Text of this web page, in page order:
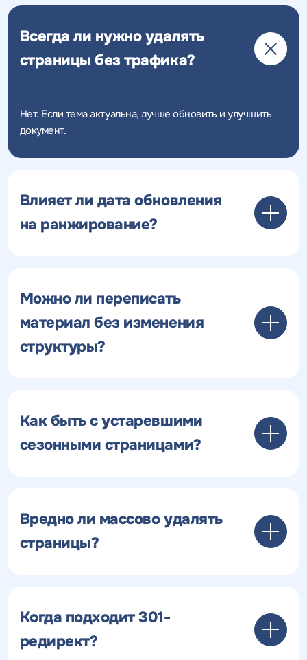
Всегда ли нужно удалять
страницы без трафика?
Нет. Если тема актуальна, лучше обновить и улучшить
документ.
Влияет ли дата обновления
на ранжирование?
Можно ли переписать
материал без изменения
структуры?
Как быть с устаревшими
сезонными страницами?
Вредно ли массово удалять
страницы?
Когда подходит 301-
редирект?